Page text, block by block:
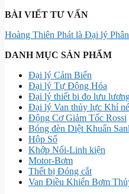
BÀI VIẾT TƯ VẤN
Hoàng Thiên Phát là Đại lý
DANH MỤC SẢN PHẨM
Đại lý Cảm Biến
Đại lý Tự Động Hóa
Đại lý thiết bi đo lưu
Đại lý Van thủy lực Khí
Động Cơ Giảm Tốc Rossi
Bóng đèn Diệt Khuẩn
Hộp Số
Khớp Nối-Linh kiện
Motor-Bơm
Thết bị Đóng cắt
Van Điều Khiển Bơm